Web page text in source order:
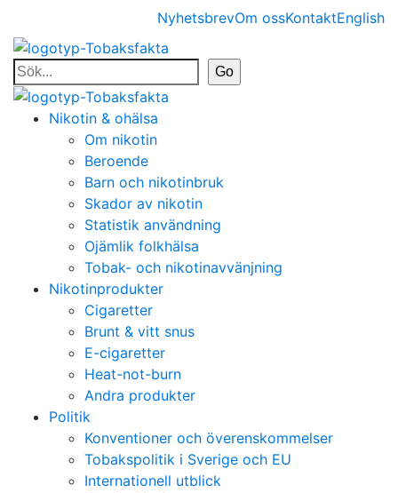
NyhetsbrevOm ossKontaktEnglish
Nikotin & ohälsa
Om nikotin
Beroende
Barn och nikotinbruk
Skador av nikotin
Statistik användning
Ojämlik folkhälsa
Tobak- och nikotinavvänjning
Nikotinprodukter
Cigaretter
Brunt & vitt snus
E-cigaretter
Heat-not-burn
Andra produkter
Politik
Konventioner och överenskommelser
Tobakspolitik i Sverige och EU
Internationell utblick